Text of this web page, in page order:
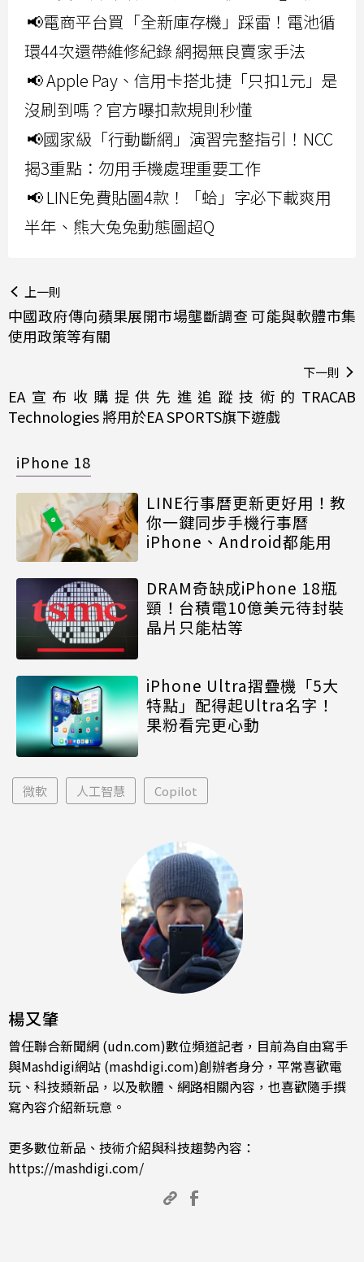
📢電商平台買「全新庫存機」踩雷！電池循
環44次還帶維修紀錄 網揭無良賣家手法
📢 Apple Pay、信用卡搭北捷「只扣1元」是
沒刷到嗎？官方曝扣款規則秒懂
📢國家級「行動斷網」演習完整指引！NCC
揭3重點：勿用手機處理重要工作
📢 LINE免費貼圖4款！「蛤」字必下載爽用
半年、熊大兔兔動態圖超Q
上一則
中國政府傳向蘋果展開市場壟斷調查 可能與軟體市集
使用政策等有關
下一則
EA宣布收購提供先進追蹤技術的TRACAB
Technologies 將用於EA SPORTS旗下遊戲
iPhone 18
LINE行事曆更新更好用！教
你一鍵同步手機行事曆
iPhone、Android都能用
DRAM奇缺成iPhone 18瓶
頸！台積電10億美元待封裝
晶片只能枯等
iPhone Ultra摺疊機「5大
特點」配得起Ultra名字！
果粉看完更心動
微軟 人工智慧 Copilot
楊又肇
曾任聯合新聞網 (udn.com)數位頻道記者，目前為自由寫手
與Mashdigi網站 (mashdigi.com)創辦者身分，平常喜歡電
玩、科技類新品，以及軟體、網路相關內容，也喜歡隨手撰
寫內容介紹新玩意。
更多數位新品、技術介紹與科技趨勢內容：
https://mashdigi.com/